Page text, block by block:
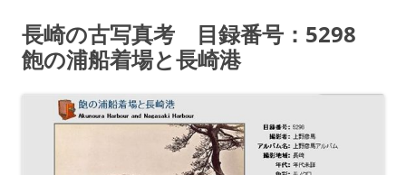
ス
キ
長崎の古写真考 目録番号：5298
飽の浦船着場と長崎港